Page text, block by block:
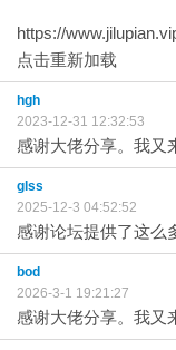
https://
点击重新加载
hgh
2023-12-31 12:32:53
感谢大佬分享。我又
glss
2025-12-3 04:52:52
感谢论坛提供了这么
bod
2026-3-1 19:21:27
感谢大佬分享。我又